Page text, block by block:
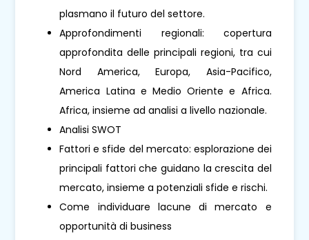
plasmano il futuro del settore.
Approfondimenti regionali: copertura
approfondita delle principali regioni, tra cui
Nord America, Europa, Asia-Pacifico,
America Latina e Medio Oriente e Africa.
Africa, insieme ad analisi a livello nazionale.
Analisi SWOT
Fattori e sfide del mercato: esplorazione dei
principali fattori che guidano la crescita del
mercato, insieme a potenziali sfide e rischi.
Come individuare lacune di mercato e
opportunità di business